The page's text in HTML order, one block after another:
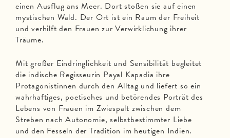
einen Ausflug ans Meer. Dort stoßen sie auf einen
mystischen Wald. Der Ort ist ein Raum der Freiheit
und verhilft den Frauen zur Verwirklichung ihrer
Träume.
Mit großer Eindringlichkeit und Sensibilität begleitet
die indische Regisseurin Payal Kapadia ihre
Protagonistinnen durch den Alltag und liefert so ein
wahrhaftiges, poetisches und betörendes Porträt des
Lebens von Frauen im Zwiespalt zwischen dem
Streben nach Autonomie, selbstbestimmter Liebe
und den Fesseln der Tradition im heutigen Indien.